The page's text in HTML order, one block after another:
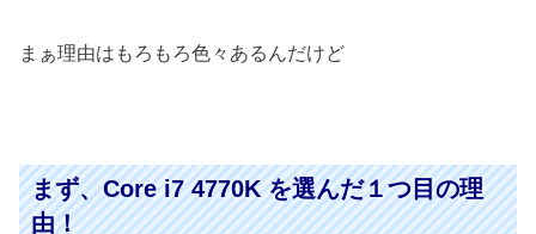
まぁ理由はもろもろ色々あるんだけど
まず、Core i7 4770K を選んだ１つ目の理
由！